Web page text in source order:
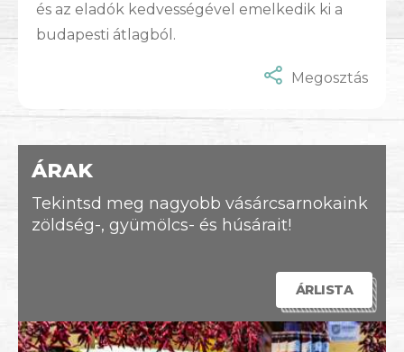
és az eladók kedvességével emelkedik ki a
budapesti átlagból.
Megosztás
ÁRAK
Tekintsd meg nagyobb vásárcsarnokaink
zöldség-, gyümölcs- és húsárait!
ÁRLISTA